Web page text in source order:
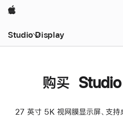
Apple
Studio Display
购买
27 英寸 5K 视网膜显示屏、支